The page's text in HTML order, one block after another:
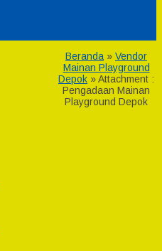
Beranda » Vendor
Mainan Playground
Depok » Attachment :
Pengadaan Mainan
Playground Depok